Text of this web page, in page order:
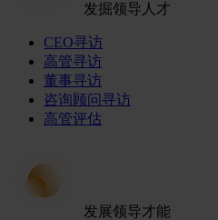
发掘领导人才
CEO寻访
高管寻访
董事寻访
咨询顾问寻访
高管评估
发展领导才能